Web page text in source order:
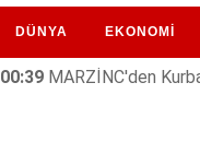
DÜNYA EKONOMİ
00:39 MARZİNC'den